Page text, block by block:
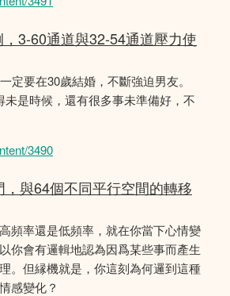
3-60通道與32-54通道壓力使
定要在30歲結婚，不斷強迫男友。
未是時候，還有很多事未準備好，不
3490
，與64個不同平行空間的轉移
頻率還是低頻率，就在你當下心情變
你會有邏輯地認為因爲某些事而產生
。但縁機就是，你這刻為何邏到這種
感變化？